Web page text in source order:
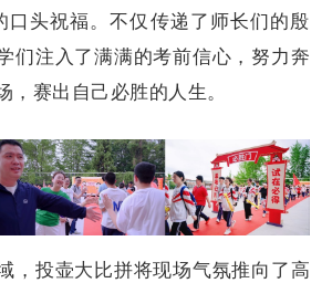
口头祝福。不仅传递了师长们的殷
们注入了满满的考前信心，努力奔
，赛出自己必胜的人生。
，投壶大比拼将现场气氛推向了高